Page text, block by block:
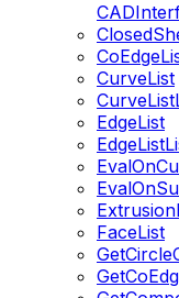
CurveList
EdgeList
FaceList